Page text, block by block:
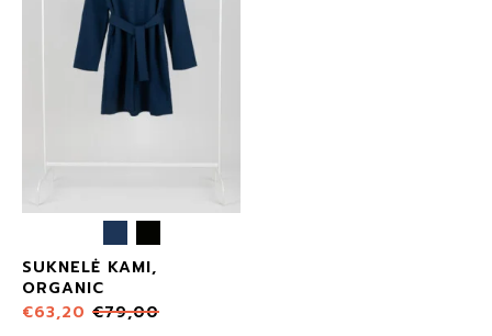
SUKNELĖ KAMI,
ORGANIC
€63,20 €79,00